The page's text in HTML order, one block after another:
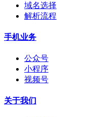
域名选择
解析流程
手机业务
公众号
小程序
视频号
关于我们